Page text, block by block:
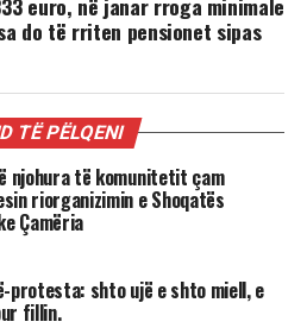
do të rriten pensionet sipas
TË PËLQENI
njohura të komunitetit çam
riorganizimin e Shoqatës
Çamëria
protesta: shto ujë e shto miell, e
fillin.